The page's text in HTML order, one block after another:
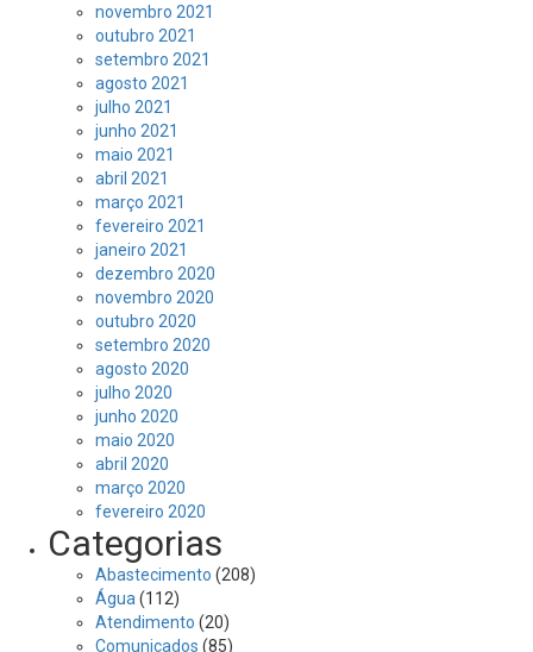
novembro 2021
outubro 2021
setembro 2021
agosto 2021
julho 2021
junho 2021
maio 2021
abril 2021
março 2021
fevereiro 2021
janeiro 2021
dezembro 2020
novembro 2020
outubro 2020
setembro 2020
agosto 2020
julho 2020
junho 2020
maio 2020
abril 2020
março 2020
fevereiro 2020
Categorias
Abastecimento (208)
Água (112)
Atendimento (20)
Comunicados (85)